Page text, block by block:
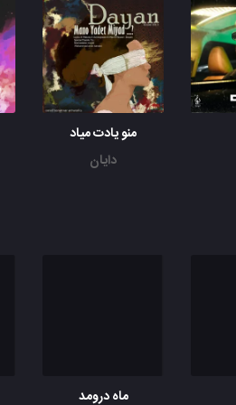
ﺳﺮاﻏﻤﻮ ﻧﮕﻴﺮ ﺑﺮو ﺗﻨﻬﺎم ﺑﺬار
ازم دور ﺷﻮ ﻳﻜﻢ ﺑﻪ رو ﺧﻮدت ﻧﻴﺎر
ﺑﻪ ﻫﻴﺸﻜﻴﻢ ﻧﮕﻮ
ﺑﺬار ﻛﻪ ﺑﻰ ﺧﺒﺮ اﮔﺮم حرفی ﺷﺪ ﺑﮕﻮ رﻓﺘﻢ
ﻣﻴﮕﻰ ﺑﺴﻪ ﺑﺮات ﺗﻤﻮﻣﻪ ﻣﺎﺟﺮا
دﻳﮕﻪ ﺗﻤﻮم ﺷﺪه
منو یادت میاد
دایان
ماه درومد